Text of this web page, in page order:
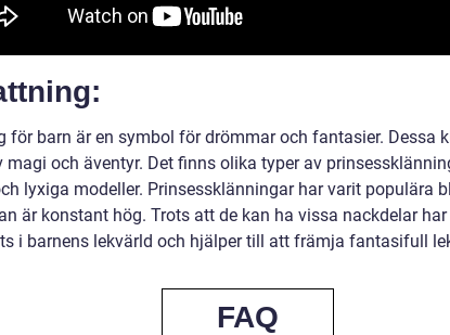
för barn är en symbol för drömmar och fantasier. Dessa
magi och äventyr. Det finns olika typer av
lyxiga modeller. Prinsessklänningar har varit populära
är konstant hög. Trots att de kan ha vissa nackdelar
i barnens lekvärld och hjälper till att främja fantasifull
FAQ